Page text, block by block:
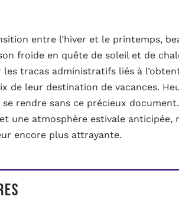
entre l’hiver et le printemps,
froide en quête de soleil et de
les tracas administratifs liés à
de leur destination de vacances.
se rendre sans ce précieux
une atmosphère estivale anticipée,
encore plus attrayante.